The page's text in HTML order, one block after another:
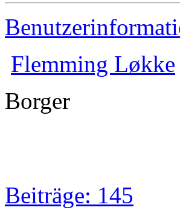
Flemming Løkke
Borger
Beiträge: 145